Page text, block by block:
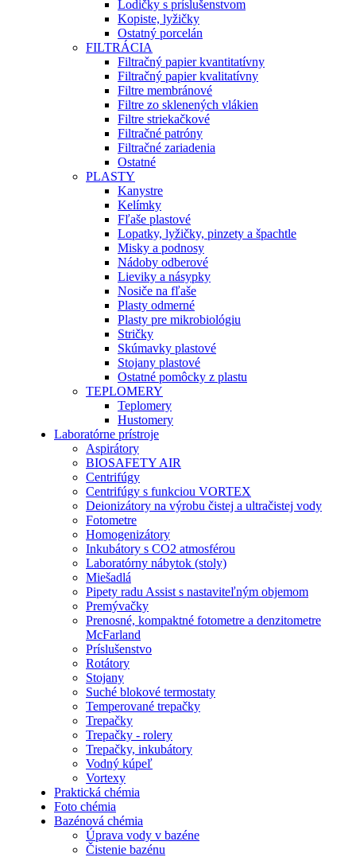
Lodičky s príslušenstvom
Kopiste, lyžičky
Ostatný porcelán
FILTRÁCIA
Filtračný papier kvantitatívny
Filtračný papier kvalitatívny
Filtre membránové
Filtre zo sklenených vlákien
Filtre striekačkové
Filtračné patróny
Filtračné zariadenia
Ostatné
PLASTY
Kanystre
Kelímky
Fľaše plastové
Lopatky, lyžičky, pinzety a špachtle
Misky a podnosy
Nádoby odberové
Lieviky a násypky
Nosiče na fľaše
Plasty odmerné
Plasty pre mikrobiológiu
Stričky
Skúmavky plastové
Stojany plastové
Ostatné pomôcky z plastu
TEPLOMERY
Teplomery
Hustomery
Laboratórne prístroje
Aspirátory
BIOSAFETY AIR
Centrifúgy
Centrifúgy s funkciou VORTEX
Deionizátory na výrobu čistej a ultračistej vody
Fotometre
Homogenizátory
Inkubátory s CO2 atmosférou
Laboratórny nábytok (stoly)
Miešadlá
Pipety radu Assist s nastaviteľným objemom
Premývačky
Prenosné, kompaktné fotometre a denzitometre
McFarland
Príslušenstvo
Rotátory
Stojany
Suché blokové termostaty
Temperované trepačky
Trepačky
Trepačky - rolery
Trepačky, inkubátory
Vodný kúpeľ
Vortexy
Praktická chémia
Foto chémia
Bazénová chémia
Úprava vody v bazéne
Čistenie bazénu